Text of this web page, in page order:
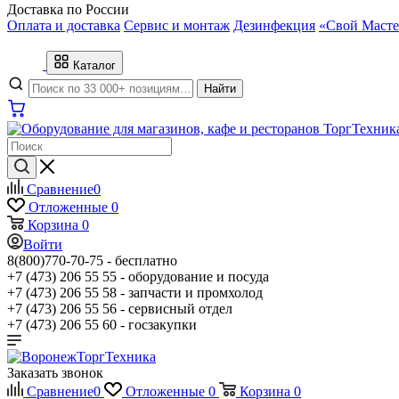
Доставка по России
Оплата и доставка Сервис и монтаж Дезинфекция «Свой
Каталог
Найти
Сравнение0
Отложенные 0
Корзина 0
Войти
8(800)770-70-75 - бесплатно
+7 (473) 206 55 55 - оборудование и посуда
+7 (473) 206 55 58 - запчасти и промхолод
+7 (473) 206 55 56 - сервисный отдел
+7 (473) 206 55 60 - госзакупки
Заказать звонок
Сравнение0 Отложенные 0 Корзина 0